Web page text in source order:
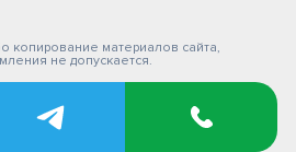
материалов сайта,
не допускается.